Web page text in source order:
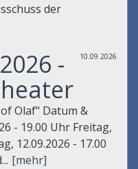
der
10.09.2026
-
Olaf" Datum &
- 19.00 Uhr Freitag,
12.09.2026 - 17.00
[mehr]